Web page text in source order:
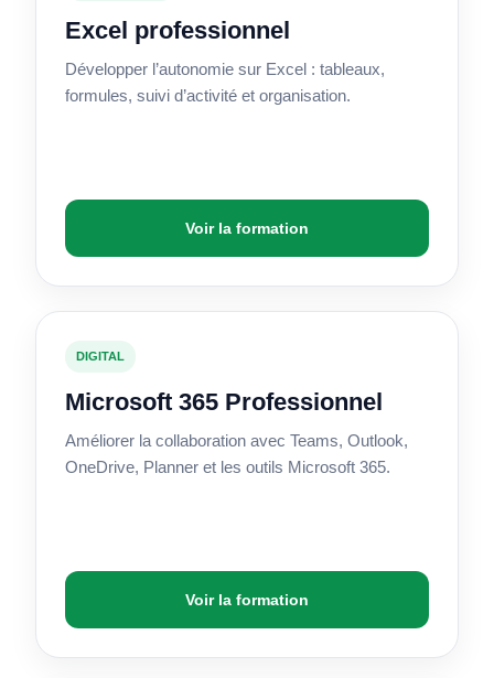
Excel professionnel
Développer l’autonomie sur Excel : tableaux,
formules, suivi d’activité et organisation.
Voir la formation
DIGITAL
Microsoft 365 Professionnel
Améliorer la collaboration avec Teams, Outlook,
OneDrive, Planner et les outils Microsoft 365.
Voir la formation